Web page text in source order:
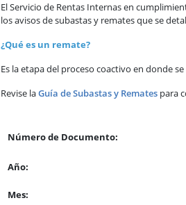
El Servicio de Rentas Internas en
los avisos de subastas y remates que se
¿Qué es un remate?
Es la etapa del proceso coactivo en donde
Revise laGuía de Subastas y Remates para
Número de Documento:
Año:
Mes: